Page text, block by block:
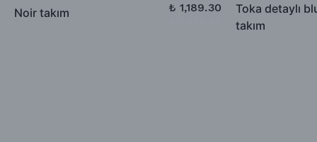
-İade için göndermiş olduğunuz ürün / ürünler 5 günü geçmiş,
Noir takım ₺ 1,189.30
Toka detaylı
takım